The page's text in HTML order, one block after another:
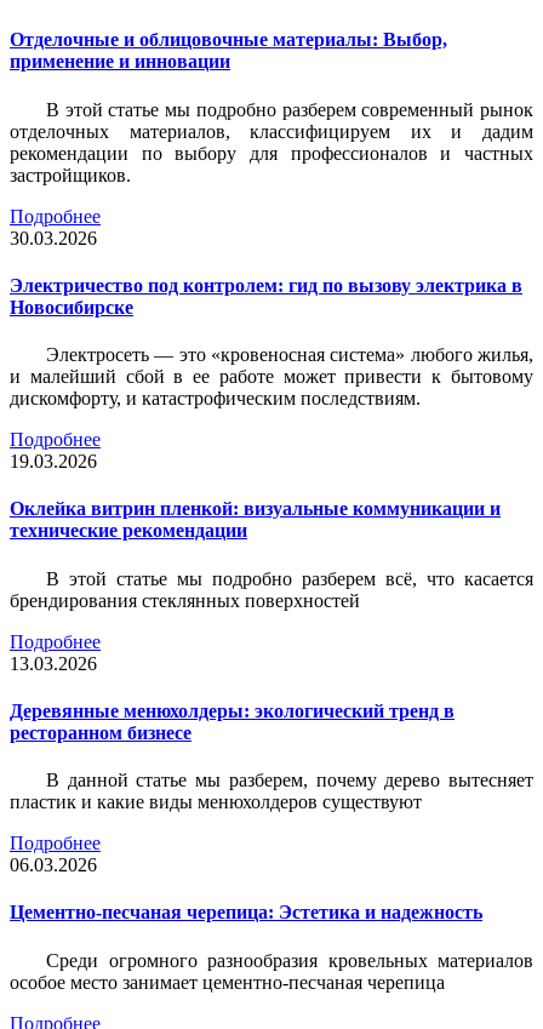
Отделочные и облицовочные материалы: Выбор,
применение и инновации
В этой статье мы подробно разберем современный рынок
отделочных материалов, классифицируем их и дадим
рекомендации по выбору для профессионалов и частных
застройщиков.
Подробнее
30.03.2026
Электричество под контролем: гид по вызову электрика в
Новосибирске
Электросеть — это «кровеносная система» любого жилья,
и малейший сбой в ее работе может привести к бытовому
дискомфорту, и катастрофическим последствиям.
Подробнее
19.03.2026
Оклейка витрин пленкой: визуальные коммуникации и
технические рекомендации
В этой статье мы подробно разберем всё, что касается
брендирования стеклянных поверхностей
Подробнее
13.03.2026
Деревянные менюхолдеры: экологический тренд в
ресторанном бизнесе
В данной статье мы разберем, почему дерево вытесняет
пластик и какие виды менюхолдеров существуют
Подробнее
06.03.2026
Цементно-песчаная черепица: Эстетика и надежность
Среди огромного разнообразия кровельных материалов
особое место занимает цементно-песчаная черепица
Подробнее